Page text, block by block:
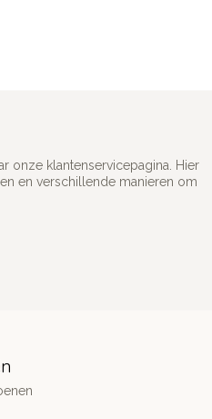
onze klantenservicepagina. Hier
en verschillende manieren om